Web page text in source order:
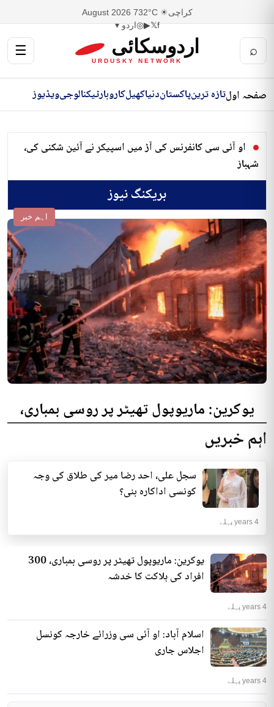
کراچی☀ 32°C
7 August 2026
f
𝕏
▶
◎اردو ▾
⌕ اردوسکائی
URDUSKY NETWORK
☰
صفحہ اولتازہ ترینپاکستاندنیاکھیلکاروبارٹیکنالوجیویڈیوز
او آئی سی کانفرنس کی آڑ میں اسپیکر نے آئین شکنی کی،
شہباز
بریکنگ نیوز
اہم خبر
یوکرین: ماریوپول تھیٹر پر روسی بمباری،
300 افراد کی ہلاکت کا خدشہ
کا خدشہ ظاہر کیا اور کہا کہ کم...
انٹرنیشنل | 4 years پہلے
اہم خبریں
سجل علی، احد رضا میر کی طلاق کی وجہ
کونسی اداکارہ بنی؟
4 years پہلے
یوکرین: ماریوپول تھیٹر پر روسی بمباری، 300
افراد کی ہلاکت کا خدشہ
4 years پہلے
اسلام آباد: او آئی سی وزرائے خارجہ کونسل
اجلاس جاری
4 years پہلے